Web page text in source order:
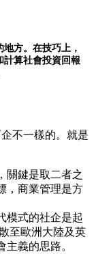
方。在技巧上，
計算社會投資回報
不一樣的。就是
關鍵是取二者之
，商業管理是方
模式的社企是起
至歐洲大陸及英
義的思路。